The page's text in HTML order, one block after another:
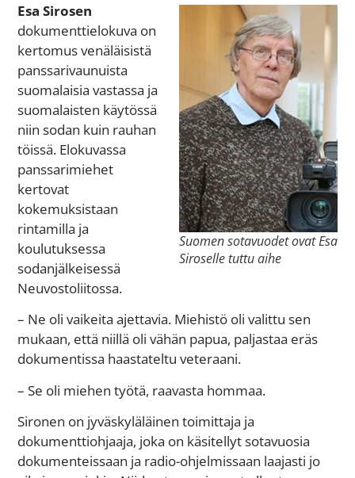
Suomen sotavuodet ovat Esa
Siroselle tuttu aihe
Esa Sirosen
dokumenttielokuva on
kertomus venäläisistä
panssarivaunuista
suomalaisia vastassa ja
suomalaisten käytössä
niin sodan kuin rauhan
töissä. Elokuvassa
panssarimiehet
kertovat
kokemuksistaan
rintamilla ja
koulutuksessa
sodanjälkeisessä
Neuvostoliitossa.
– Ne oli vaikeita ajettavia. Miehistö oli valittu sen
mukaan, että niillä oli vähän papua, paljastaa eräs
dokumentissa haastateltu veteraani.
– Se oli miehen työtä, raavasta hommaa.
Sironen on jyväskyläläinen toimittaja ja
dokumenttiohjaaja, joka on käsitellyt sotavuosia
dokumenteissaan ja radio-ohjelmissaan laajasti jo